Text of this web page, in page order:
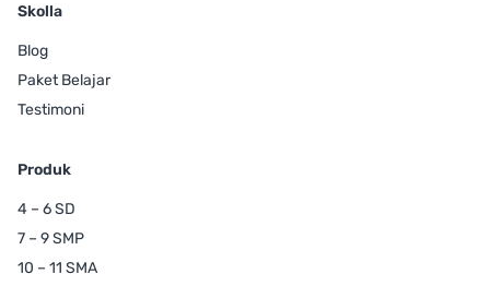
Skolla
Blog
Paket Belajar
Testimoni
Produk
4 – 6 SD
7 – 9 SMP
10 – 11 SMA